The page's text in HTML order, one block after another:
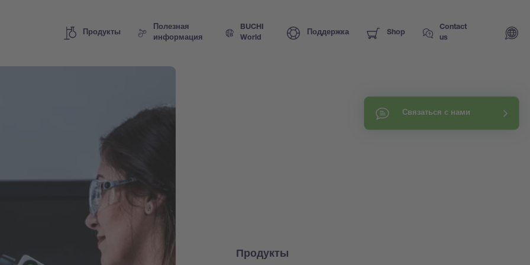
Продукты
Полезная
информация
BUCHI
World
Поддержка Shop
Contact
us
Связаться с нами
Продукты